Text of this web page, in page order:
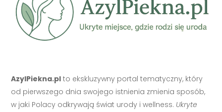
AzylPiekna.pl to ekskluzywny portal tematyczny, który
od pierwszego dnia swojego istnienia zmienia sposób,
w jaki Polacy odkrywają świat urody i wellness. Ukryte